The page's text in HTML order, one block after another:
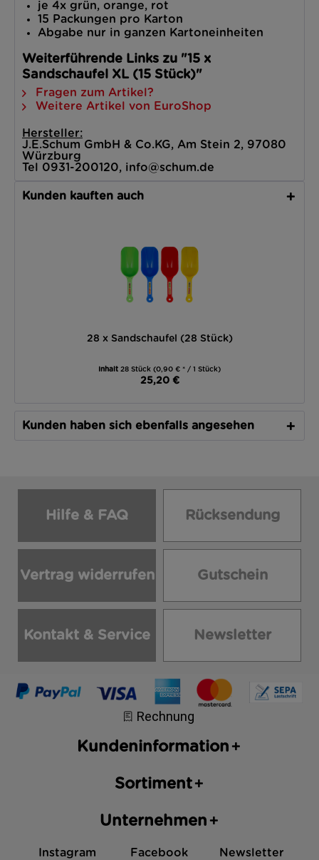
je 4x grün, orange, rot
15 Packungen pro Karton
Abgabe nur in ganzen Kartoneinheiten
Weiterführende Links zu "15 x
Sandschaufel XL (15 Stück)"
Fragen zum Artikel?
Weitere Artikel von EuroShop
Hersteller:
J.E.Schum GmbH & Co.KG, Am Stein 2, 97080
Würzburg
Tel 0931-200120, info@schum.de
Kunden kauften auch
28 x Sandschaufel (28 Stück)
Inhalt 28 Stück (0,90 € * / 1 Stück)
25,20 €
Kunden haben sich ebenfalls angesehen
Hilfe & FAQ Rücksendung
Vertrag widerrufen Gutschein
Kontakt & Service Newsletter
Kundeninformation
Sortiment
Unternehmen
Instagram Facebook Newsletter